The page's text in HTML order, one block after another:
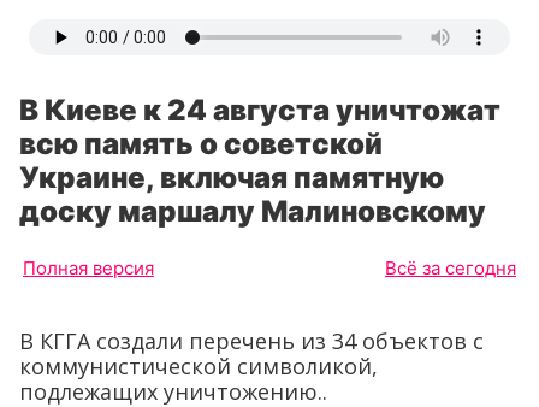
В Киеве к 24 августа уничтожат
всю память о советской
Украине, включая памятную
доску маршалу Малиновскому
Полная версия Всё за сегодня
В КГГА создали перечень из 34 объектов с
коммунистической символикой,
подлежащих уничтожению..